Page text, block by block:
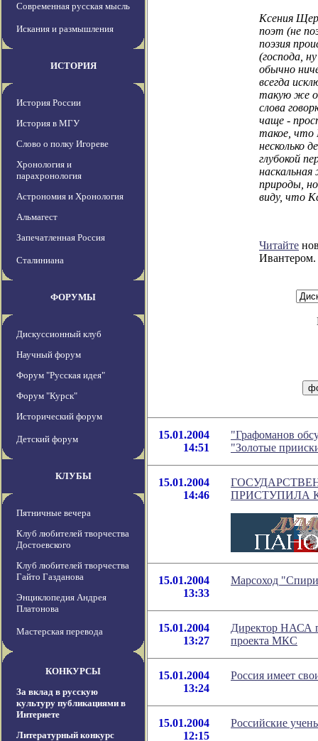
Современная русская мысль
Искания и размышления
ИСТОРИЯ
История России
История в МГУ
Слово о полку Игореве
Хронология и
парахронология
Астрономия и Хронология
Альмагест
Запечатленная Россия
Сталиниана
ФОРУМЫ
Дискуссионный клуб
Научный форум
Форум "Русская идея"
Форум "Курск"
Исторический форум
Детский форум
КЛУБЫ
Пятничные вечера
Клуб любителей творчества
Достоевского
Клуб любителей творчества
Гайто Газданова
Энциклопедия Андрея
Платонова
Мастерская перевода
КОНКУРСЫ
За вклад в русскую
культуру публикациями в
Интернете
Литературный конкурс
Ксения
поэт (не
поэзия
(господа,
обычно
всегда
такую же
слова
чаще -
такое, что
несколько
глубокой
природы,
виду, что
Читайте
Ивантером.
15.01.2004
14:51
"Графоманов
"Золотые
15.01.2004
14:46
ПРИСТУПИЛА
15.01.2004
13:33
Марсоход
15.01.2004
13:27
Директор НАСА
проекта МКС
15.01.2004
13:24
Россия имеет
15.01.2004
12:15
Российские